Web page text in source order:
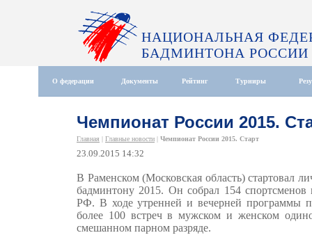
НАЦИОНАЛЬНАЯ
БАДМИНТОНА РОССИИ
О федерации Документы Рейтинг Турниры
Чемпионат России 2015.
Главная | Главные новости | Чемпионат России 2015. Старт
23.09.2015 14:32
В Раменском (Московская область) стартовал
бадминтону 2015. Он собрал 154 спортсменов
РФ. В ходе утренней и вечерней программы
более 100 встреч в мужском и женском
смешанном парном разряде.